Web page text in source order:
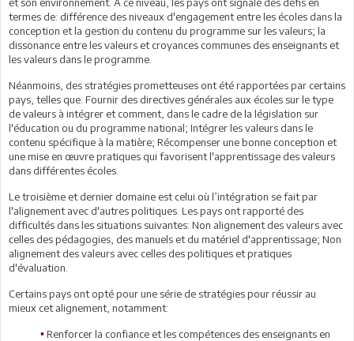
termes de: différence des niveaux d'engagement entre les écoles dans la
conception et la gestion du contenu du programme sur les valeurs; la
dissonance entre les valeurs et croyances communes des enseignants et
les valeurs dans le programme.
Néanmoins, des stratégies prometteuses ont été rapportées par certains
pays, telles que: Fournir des directives générales aux écoles sur le type
de valeurs à intégrer et comment, dans le cadre de la législation sur
l'éducation ou du programme national; Intégrer les valeurs dans le
contenu spécifique à la matière; Récompenser une bonne conception et
une mise en œuvre pratiques qui favorisent l'apprentissage des valeurs
dans différentes écoles.
Le troisième et dernier domaine est celui où l’intégration se fait par
l'alignement avec d'autres politiques. Les pays ont rapporté des
difficultés dans les situations suivantes: Non alignement des valeurs avec
celles des pédagogies, des manuels et du matériel d'apprentissage; Non
alignement des valeurs avec celles des politiques et pratiques
d'évaluation.
Certains pays ont opté pour une série de stratégies pour réussir au
mieux cet alignement, notamment:
• Renforcer la confiance et les compétences des enseignants en